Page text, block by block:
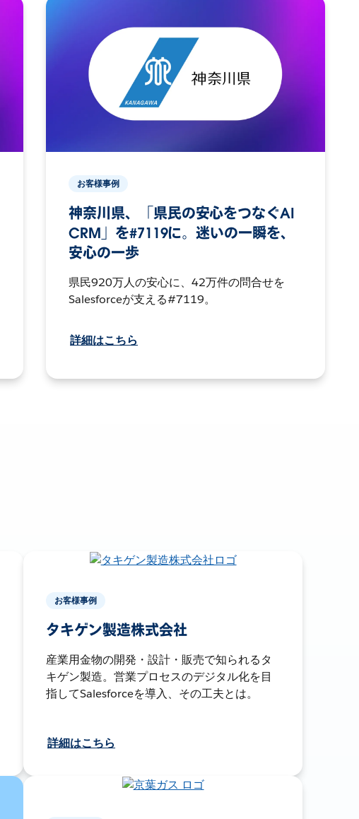
お客様事例
神奈川県、「県民の安心をつなぐAI
CRM」を#7119に。迷いの一瞬を、
安心の一歩
県民920万人の安心に、42万件の問合せを
Salesforceが支える#7119。
詳細はこちら
お客様事例
タキゲン製造株式会社
産業用金物の開発・設計・販売で知られるタ
キゲン製造。営業プロセスのデジタル化を目
指してSalesforceを導入、その工夫とは。
詳細はこちら